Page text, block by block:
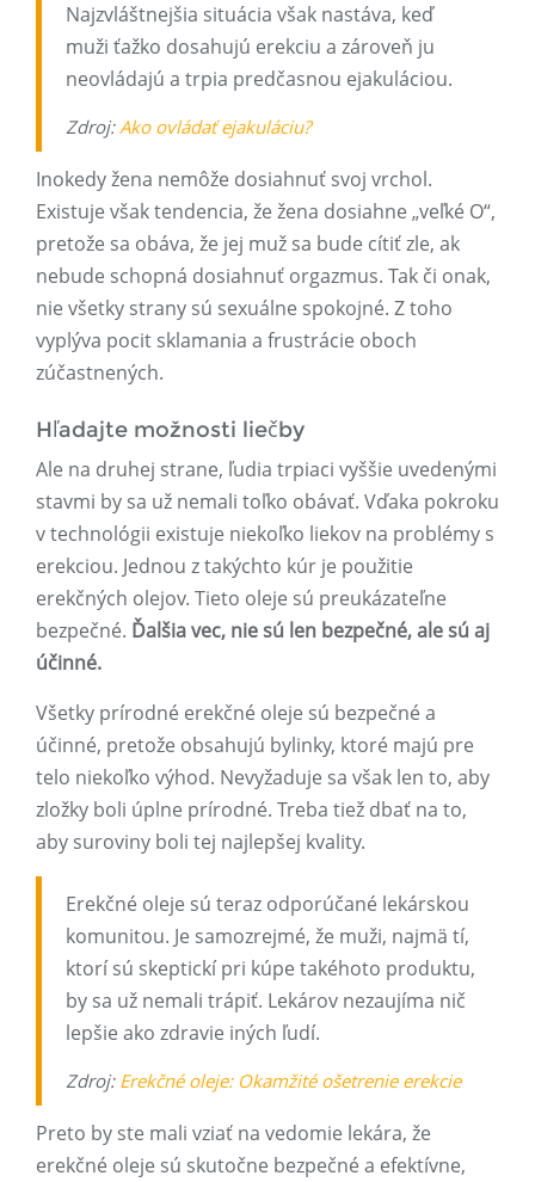
Najzvláštnejšia situácia však nastáva, keď
muži ťažko dosahujú erekciu a zároveň ju
neovládajú a trpia predčasnou ejakuláciou.
Zdroj:Ako ovládať ejakuláciu?
Inokedy žena nemôže dosiahnuť svoj vrchol.
Existuje však tendencia, že žena dosiahne „veľké O“,
pretože sa obáva, že jej muž sa bude cítiť zle, ak
nebude schopná dosiahnuť orgazmus. Tak či onak,
nie všetky strany sú sexuálne spokojné. Z toho
vyplýva pocit sklamania a frustrácie oboch
zúčastnených.
Hľadajte možnosti liečby
Ale na druhej strane, ľudia trpiaci vyššie uvedenými
stavmi by sa už nemali toľko obávať. Vďaka pokroku
v technológii existuje niekoľko liekov na problémy s
erekciou. Jednou z takýchto kúr je použitie
erekčných olejov. Tieto oleje sú preukázateľne
bezpečné. Ďalšia vec, nie sú len bezpečné, ale sú aj
účinné.
Všetky prírodné erekčné oleje sú bezpečné a
účinné, pretože obsahujú bylinky, ktoré majú pre
telo niekoľko výhod. Nevyžaduje sa však len to, aby
zložky boli úplne prírodné. Treba tiež dbať na to,
aby suroviny boli tej najlepšej kvality.
Erekčné oleje sú teraz odporúčané lekárskou
komunitou. Je samozrejmé, že muži, najmä tí,
ktorí sú skeptickí pri kúpe takéhoto produktu,
by sa už nemali trápiť. Lekárov nezaujíma nič
lepšie ako zdravie iných ľudí.
Zdroj: Erekčné oleje: Okamžité ošetrenie erekcie
Preto by ste mali vziať na vedomie lekára, že
erekčné oleje sú skutočne bezpečné a efektívne,